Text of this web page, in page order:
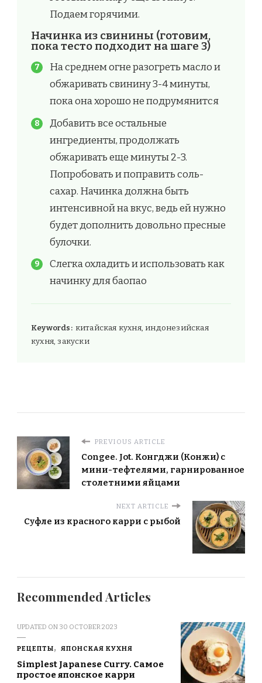
Подаем горячими.
Начинка из свинины (готовим,
пока тесто подходит на шаге 3)
На среднем огне разогреть масло и
обжаривать свинину 3-4 минуты,
пока она хорошо не подрумянится
Добавить все остальные
ингредиенты, продолжать
обжаривать еще минуты 2-3.
Попробовать и поправить соль-
сахар. Начинка должна быть
интенсивной на вкус, ведь ей нужно
будет дополнить довольно пресные
булочки.
Слегка охладить и использовать как
начинку для баопао
Keywords: китайская кухня, индонезийская
кухня, закуски
PREVIOUS ARTICLE
Congee. Jot. Конгджи (Конжи) с
мини-тефтелями, гарнированное
столетними яйцами
NEXT ARTICLE
Суфле из красного карри с рыбой
Recommended Articles
UPDATED ON 30 OCTOBER 2023
РЕЦЕПТЫ ЯПОНСКАЯ КУХНЯ
Simplest Japanese Curry. Самое
простое японское карри